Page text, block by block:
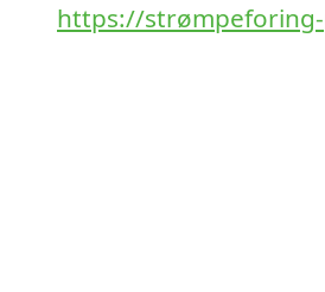
https://